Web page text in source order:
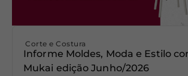
Corte e Costura
Informe Moldes, Moda e Estilo
Mukai edição Junho/2026